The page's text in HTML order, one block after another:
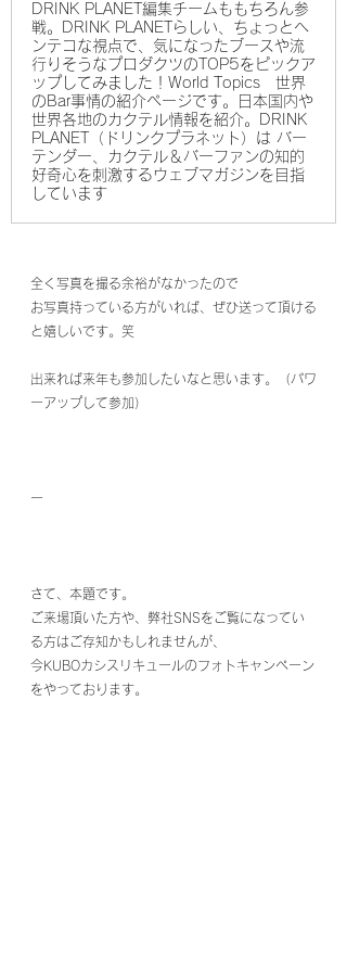
DRINK PLANET編集チームももちろん参
戦。DRINK PLANETらしい、ちょっとヘ
ンテコな視点で、気になったブースや流
行りそうなプロダクツのTOP5をピックア
ップしてみました！World Topics 世界
のBar事情の紹介ページです。日本国内や
世界各地のカクテル情報を紹介。DRINK
PLANET（ドリンクプラネット）は バー
テンダー、カクテル＆バーファンの知的
好奇心を刺激するウェブマガジンを目指
しています
全く写真を撮る余裕がなかったので
お写真持っている方がいれば、ぜひ送って頂ける
と嬉しいです。笑
出来れば来年も参加したいなと思います。（パワ
ーアップして参加）
ー
さて、本題です。
ご来場頂いた方や、弊社SNSをご覧になってい
る方はご存知かもしれませんが、
今KUBOカシスリキュールのフォトキャンペーン
をやっております。